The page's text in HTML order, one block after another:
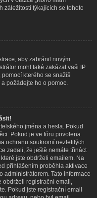
záležitostí týkajících se tohoto
aby zabránil novým
mohl také zakázat vaši IP
kterého se snažíš
požádejte ho o pomoc.
jména a hesla. Pokud
Pokud je ve fóru povolena
ochranu soukromí nezletilých
zadali, že ještě nemáte třináct
jste obdrželi emailem. Na
přihlášením proběhla aktivace
administrátorem. Tato informace
registrační email,
Pokud jste registrační email